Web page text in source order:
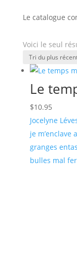
Le catalogue
Voici le seul
Le
$10.95
Jocelyne
je
granges
bulles mal